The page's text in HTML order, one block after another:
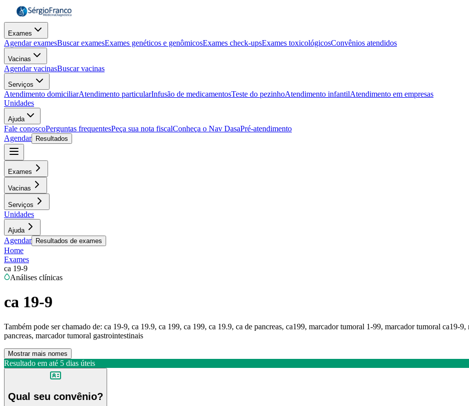
Exames
Agendar examesBuscar examesExames genéticos e genômicosExames check-upsExames toxicológicosConvênios atendidos
Vacinas
Agendar vacinasBuscar vacinas
Serviços
Atendimento domiciliarAtendimento particularInfusão de medicamentosTeste do pezinhoAtendimento infantilAtendimento em empresas
Unidades
Ajuda
Fale conoscoPerguntas frequentesPeça sua nota fiscalConheça o Nav DasaPré-atendimento
Agendar
Resultados
Exames
Vacinas
Serviços
Unidades
Ajuda
Agendar Resultados de exames
Home
Exames
ca 19-9
Análises clínicas
ca 19-9
Também pode ser chamado de: ca 19-9, ca 19.9, ca 199, ca 199, ca 19.9, ca de pancreas, ca199, marcador tumoral 1-99, marcador tumoral ca19-
pancreas, marcador tumoral gastrointestinais
Mostrar mais nomes
Resultado em até 5 dias úteis
Qual seu convênio?